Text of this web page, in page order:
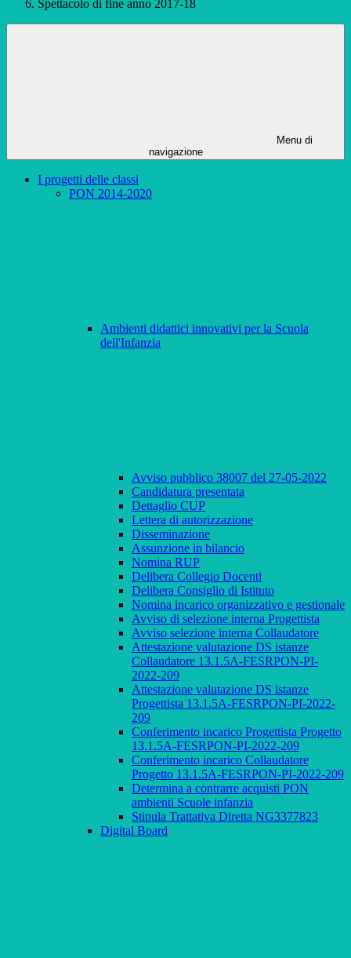
Spettacolo di fine anno 2017-18
Menu di
navigazione
I progetti delle classi
PON 2014-2020
Ambienti didattici innovativi per la Scuola
dell'Infanzia
Avviso pubblico 38007 del 27-05-2022
Candidatura presentata
Dettaglio CUP
Lettera di autorizzazione
Disseminazione
Assunzione in bilancio
Nomina RUP
Delibera Collegio Docenti
Delibera Consiglio di Istituto
Nomina incarico organizzativo e gestionale
Avviso di selezione interna Progettista
Avviso selezione interna Collaudatore
Attestazione valutazione DS istanze
Collaudatore 13.1.5A-FESRPON-PI-
2022-209
Attestazione valutazione DS istanze
Progettista 13.1.5A-FESRPON-PI-2022-
209
Conferimento incarico Progettista Progetto
13.1.5A-FESRPON-PI-2022-209
Conferimento incarico Collaudatore
Progetto 13.1.5A-FESRPON-PI-2022-209
Determina a contrarre acquisti PON
ambienti Scuole infanzia
Stipula Trattativa Diretta NG3377823
Digital Board